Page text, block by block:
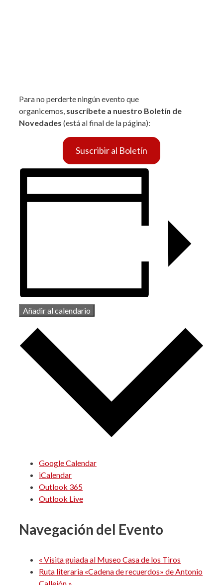
Para no perderte ningún evento que
organicemos, suscríbete a nuestro Boletín de
Novedades (está al final de la página):
Suscribir al Boletín
Añadir al calendario
Google Calendar
iCalendar
Outlook 365
Outlook Live
Navegación del Evento
« Visita guiada al Museo Casa de los Tiros
Ruta literaria «Cadena de recuerdos» de Antonio